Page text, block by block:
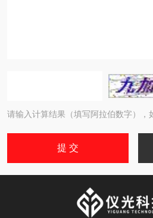
请输入计算结果（填写阿拉伯数字），